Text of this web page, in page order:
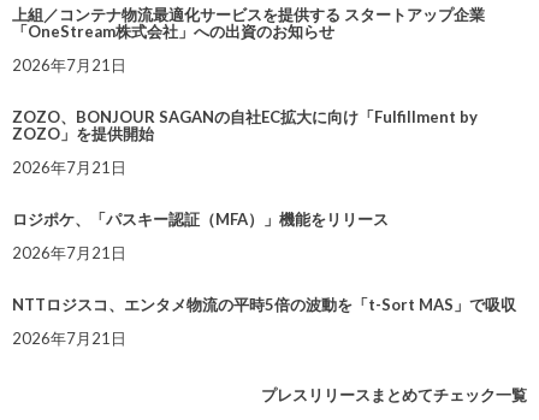
上組／コンテナ物流最適化サービスを提供する スタートアップ企業
「OneStream株式会社」への出資のお知らせ
2026年7月21日
ZOZO、BONJOUR SAGANの自社EC拡大に向け「Fulfillment by
ZOZO」を提供開始
2026年7月21日
ロジポケ、「パスキー認証（MFA）」機能をリリース
2026年7月21日
NTTロジスコ、エンタメ物流の平時5倍の波動を「t-Sort MAS」で吸収
2026年7月21日
プレスリリースまとめてチェック一覧